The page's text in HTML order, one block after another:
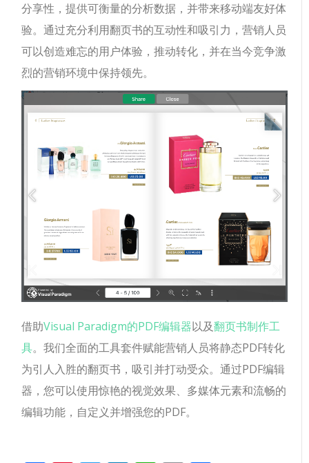
分享性，提供可衡量的分析数据，并带来移动端友好体
验。通过充分利用翻页书的互动性和吸引力，营销人员
可以创造难忘的用户体验，推动转化，并在当今竞争激
烈的营销环境中保持领先。
借助Visual Paradigm的PDF编辑器以及翻页书制作工
具。我们全面的工具套件赋能营销人员将静态PDF转化
为引人入胜的翻页书，吸引并打动受众。通过PDF编辑
器，您可以使用惊艳的视觉效果、多媒体元素和流畅的
编辑功能，自定义并增强您的PDF。